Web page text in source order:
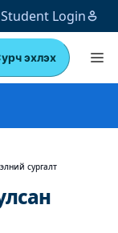
Student Login
эхлэх
сургалт